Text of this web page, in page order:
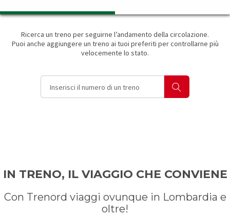
Ricerca un treno per seguirne l’andamento della circolazione.
Puoi anche aggiungere un treno ai tuoi preferiti per controllarne più
velocemente lo stato.
Inserisci il numero di un treno
IN TRENO, IL VIAGGIO CHE CONVIENE
Con Trenord viaggi ovunque in Lombardia e
oltre!